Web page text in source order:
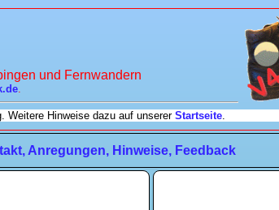
und Fernwandern
.
Weitere Hinweise dazu auf unsererStartseite
Anregungen, Hinweise, Feedback